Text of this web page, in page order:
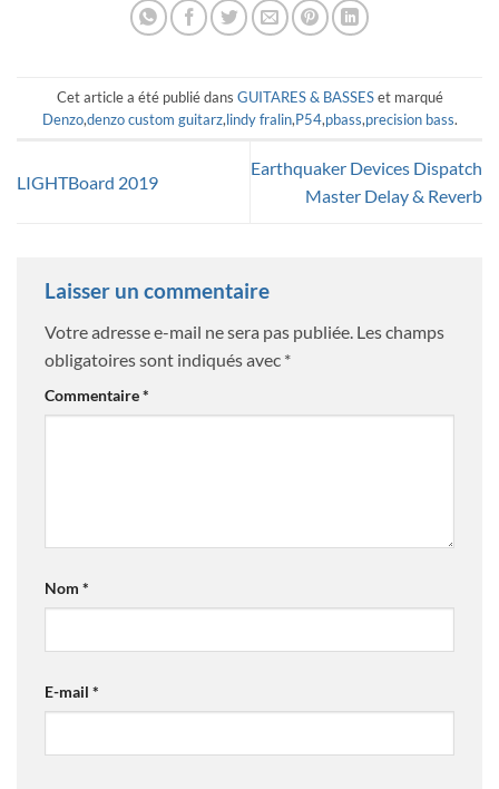
Cet article a été publié dans GUITARES & BASSESet marqué
Denzo,denzo custom guitarz,lindy fralin,P54,pbass,precision bass.
LIGHTBoard 2019
Earthquaker Devices Dispatch
Master Delay & Reverb
Laisser un commentaire
Votre adresse e-mail ne sera pas publiée. Les champs
obligatoires sont indiqués avec *
Commentaire*
Nom *
E-mail *